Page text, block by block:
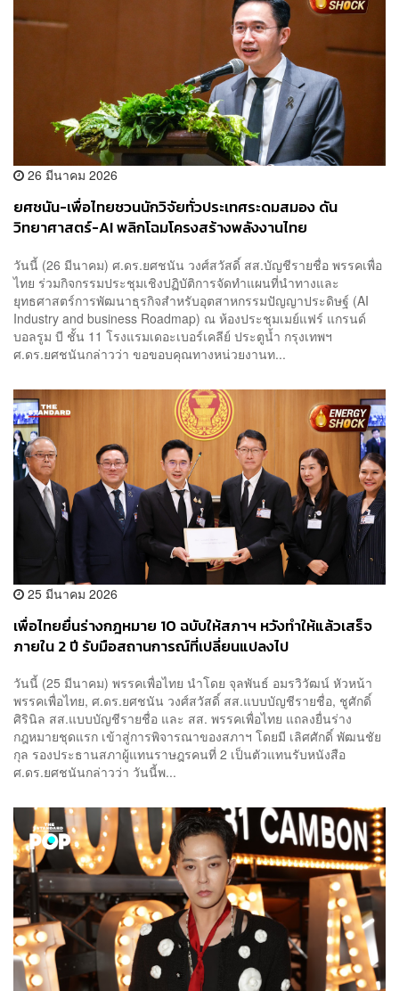
26 มีนาคม 2026
ยศชนัน-เพื่อไทยชวนนักวิจัยทั่วประเทศระดมสมอง ดัน
วิทยาศาสตร์-AI พลิกโฉมโครงสร้างพลังงานไทย
วันนี้ (26 มีนาคม) ศ.ดร.ยศชนัน วงศ์สวัสดิ์ สส.บัญชีรายชื่อ พรรคเพื่อ
ไทย ร่วมกิจกรรมประชุมเชิงปฏิบัติการจัดทำแผนที่นำทางและ
ยุทธศาสตร์การพัฒนาธุรกิจสำหรับอุตสาหกรรมปัญญาประดิษฐ์ (AI
Industry and business Roadmap) ณ ห้องประชุมเมย์แฟร์ แกรนด์
บอลรูม บี ชั้น 11 โรงแรมเดอะเบอร์เคลีย์ ประตูน้ำ กรุงเทพฯ
ศ.ดร.ยศชนันกล่าวว่า ขอขอบคุณทางหน่วยงานท...
25 มีนาคม 2026
เพื่อไทยยื่นร่างกฎหมาย 10 ฉบับให้สภาฯ หวังทำให้แล้วเสร็จ
ภายใน 2 ปี รับมือสถานการณ์ที่เปลี่ยนแปลงไป
วันนี้ (25 มีนาคม) พรรคเพื่อไทย นำโดย จุลพันธ์ อมรวิวัฒน์ หัวหน้า
พรรคเพื่อไทย, ศ.ดร.ยศชนัน วงศ์สวัสดิ์ สส.แบบบัญชีรายชื่อ, ชูศักดิ์
ศิรินิล สส.แบบบัญชีรายชื่อ และ สส. พรรคเพื่อไทย แถลงยื่นร่าง
กฎหมายชุดแรก เข้าสู่การพิจารณาของสภาฯ โดยมี เลิศศักดิ์ พัฒนชัย
กุล รองประธานสภาผู้แทนราษฎรคนที่ 2 เป็นตัวแทนรับหนังสือ
ศ.ดร.ยศชนันกล่าวว่า วันนี้พ...